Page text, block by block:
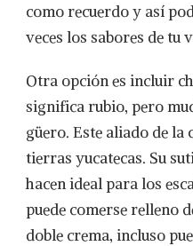
como recuerdo y así
veces los sabores de tu
Otra opción es incluir
significa rubio, pero
güero. Este aliado de la
tierras yucatecas. Su
hacen ideal para los
puede comerse relleno
doble crema, incluso